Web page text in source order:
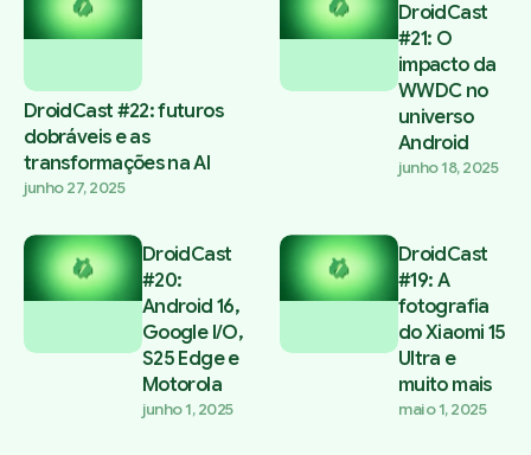
DroidCast #22: futuros
dobráveis e as
transformações na AI
junho 27, 2025
DroidCast
#21: O
impacto da
WWDC no
universo
Android
junho 18, 2025
DroidCast
#20:
Android 16,
Google I/O,
S25 Edge e
Motorola
junho 1, 2025
DroidCast
#19: A
fotografia
do Xiaomi 15
Ultra e
muito mais
maio 1, 2025